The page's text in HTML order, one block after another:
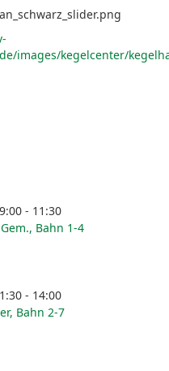
images/kegelcenter/
- 11:30
Bahn 1-4
- 14:00
Bahn 2-7